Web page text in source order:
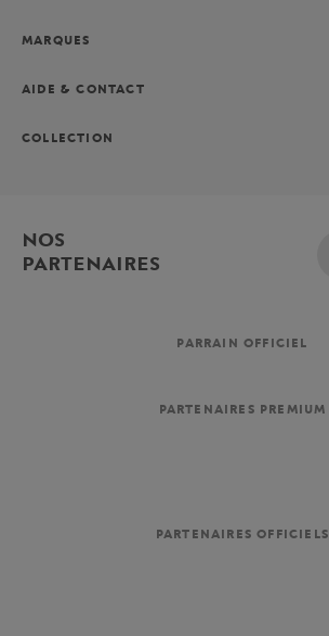
MARQUES
AIDE & CONTACT
COLLECTION
NOS
PARTENAIRES
PARRAIN OFFICIEL
PARTENAIRES PREMIUM
PARTENAIRES OFFICIELS